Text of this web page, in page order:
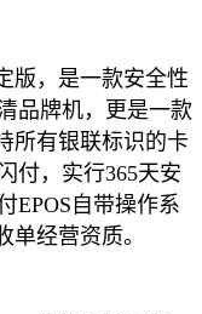
，是一款安全性
品牌机，更是一款
所有银联标识的卡
付，实行365天安
EPOS自带操作系
单经营资质。